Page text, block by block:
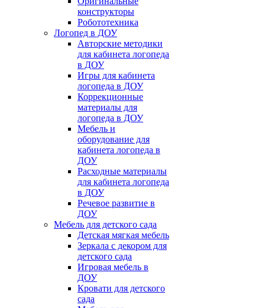
конструкторы
Робототехника
Логопед в ДОУ
Авторские методики
для кабинета логопеда
в ДОУ
Игры для кабинета
логопеда в ДОУ
Коррекционные
материалы для
логопеда в ДОУ
Мебель и
оборудование для
кабинета логопеда в
ДОУ
Расходные материалы
для кабинета логопеда
в ДОУ
Речевое развитие в
ДОУ
Мебель для детского сада
Детская мягкая мебель
Зеркала с декором для
детского сада
Игровая мебель в
ДОУ
Кровати для детского
сада